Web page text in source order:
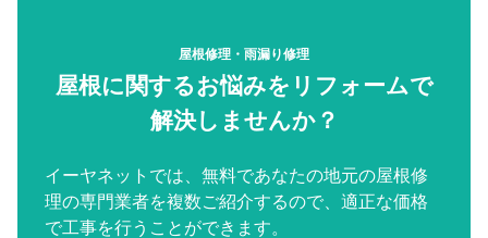
屋根修理・雨漏り修理
屋根に関するお悩みをリフォームで
解決しませんか？
イーヤネットでは、無料であなたの地元の屋根修
理の専門業者を複数ご紹介するので、適正な価格
で工事を行うことができます。